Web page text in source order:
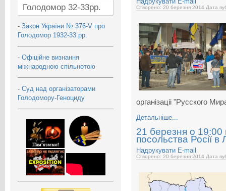
Голодомор 32-33рр.
- Закон України № 376-V про
Голодомор 1932-33 рр.
- Офіційне визнання
міжнародною спільнотою
- Суд над організаторами
Голодомору-Геноциду
Створено: 20 березня 2014 Дата
організаціі "Русского
Детальніше...
21 березня о 19:00
посольства Росії в
Надрукувати E-mail
Створено: 20 березня 2014 Дата